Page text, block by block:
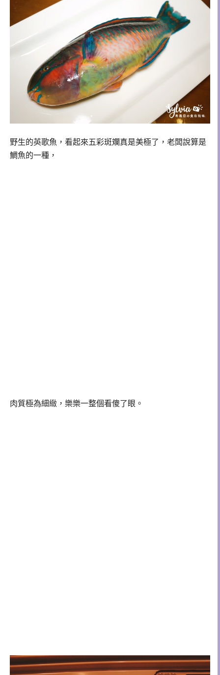
野生的英歌魚，看起來五彩斑斕真是美極了，老闆說算是
鯛魚的一種，
肉質極為細緻，樂樂一整個看傻了眼。